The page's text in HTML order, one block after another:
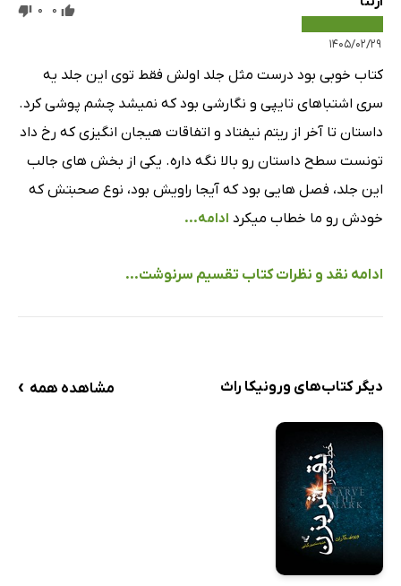
۱۴۰۵/۰۲/۲۹
0
0
کتاب خوبی بود درست مثل جلد اولش فقط توی این جلد یه
سری اشتباهای تایپی و نگارشی بود که نمیشد چشم پوشی کرد.
داستان تا آخر از ریتم نیفتاد و اتفاقات هیجان انگیزی که رخ داد
تونست سطح داستان رو بالا نگه داره. یکی از بخش های جالب
این جلد، فصل هایی بود که آیجا راویش بود، نوع صحبتش که
خودش رو ما خطاب میکرد ادامه...
ادامه نقد و نظرات کتاب تقسیم سرنوشت...
دیگر کتاب‌های ورونیکا راث مشاهده همه ›